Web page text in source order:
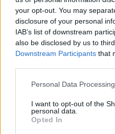
your opt-out. You may
disclosure of your personal
IAB’s list of downstream
also be disclosed by us to
Downstream Participants that
Personal Data
I want to opt-out of the
personal data.
Opted In
Ansiedad en el
y